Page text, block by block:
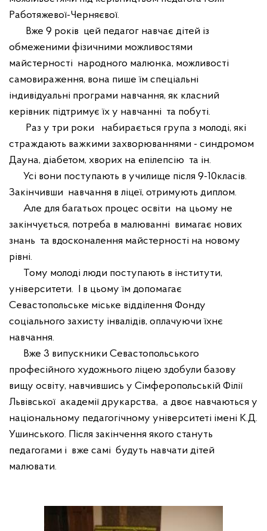
Работяжевої-Черняєвої.
Вже 9 років цей педагог навчає дітей із
обмеженими фізичними можливостями
майстерності народного малюнка, можливості
самовираження, вона пише їм спеціальні
індивідуальні програми навчання, як класний
керівник підтримує їх у навчанні та побуті.
Раз у три роки
набирається група з молоді, які
страждають важкими захворюваннями - синдромом
Дауна, діабетом, хворих на епілепсію та ін.
Усі вони поступають в училище після 9-10класів.
Закінчивши навчання в ліцеї, отримують диплом.
Але для багатьох процес освіти на цьому не
закінчується, потреба в малюванні вимагає нових
знань та вдосконалення майстерності на новому
рівні.
Тому молоді люди поступають в інститути,
університети. І в цьому їм допомагає
Севастопольське міське відділення Фонду
соціального захисту інвалідів, оплачуючи їхнє
навчання.
Вже 3 випускники Севастопольського
професійного художнього ліцею здобули базову
вищу освіту, навчившись у Сімферопольській Філії
Львівської академії друкарства, а двоє навчаються у
національному педагогічному університеті імені К.Д.
Ушинського. Після закінчення якого стануть
педагогами і вже самі будуть навчати дітей
малювати.